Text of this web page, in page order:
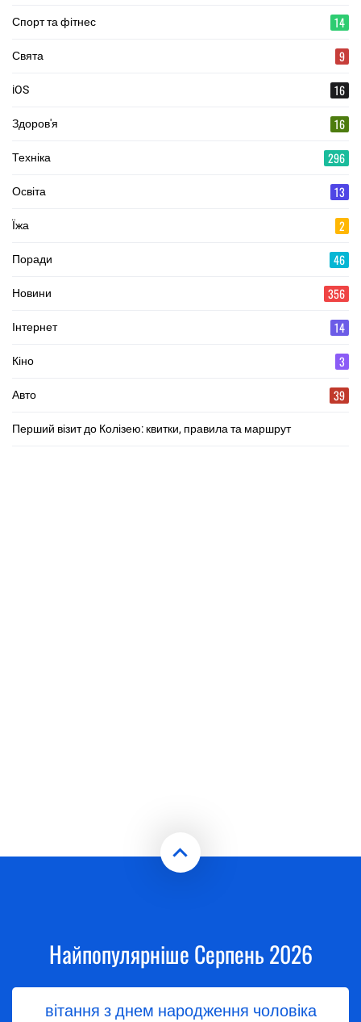
Спорт та фітнес 14
Свята 9
iOS 16
Здоров'я 16
Техніка 296
Освіта 13
Їжа 2
Поради 46
Новини 356
Інтернет 14
Кіно 3
Авто 39
Перший візит до Колізею: квитки, правила та маршрут
Найпопулярніше Серпень 2026
вітання з днем народження чоловіка